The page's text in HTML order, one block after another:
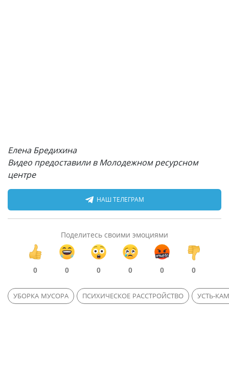
Елена Бредихина
Видео предоставили в Молодежном ресурсном
центре
НАШ ТЕЛЕГРАМ
Поделитесь своими эмоциями
0 0 0 0 0 0
УБОРКА МУСОРА ПСИХИЧЕСКОЕ РАССТРОЙСТВО УСТЬ-